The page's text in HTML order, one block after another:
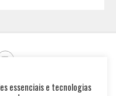
essenciais e tecnologias